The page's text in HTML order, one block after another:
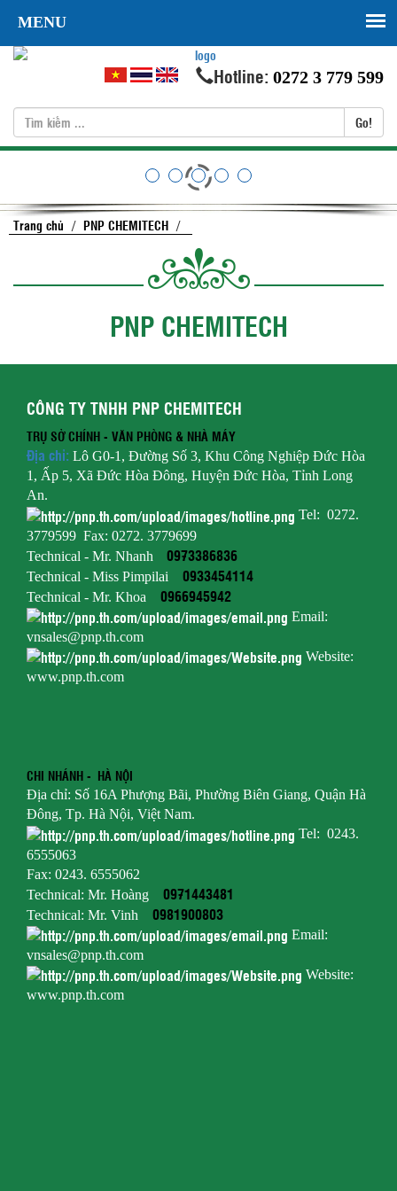
MENU
Hotline: 0272 3 779 599
Go!
Trang chủ / PNP CHEMITECH /
PNP CHEMITECH
CÔNG TY TNHH PNP CHEMITECH
TRỤ SỞ CHÍNH - VĂN PHÒNG & NHÀ MÁY
Địa chỉ: Lô G0-1, Đường Số 3, Khu Công Nghiệp Đức Hòa
1, Ấp 5, Xã Đức Hòa Đông, Huyện Đức Hòa, Tỉnh Long
An.
Tel: 0272.
3779599 Fax: 0272. 3779699
Technical - Mr. Nhanh
0973386836
Technical - Miss Pimpilai 0933454114
Technical - Mr. Khoa 0966945942
Email:
vnsales@pnp.th.com
Website:
www.pnp.th.com
CHI NHÁNH - HÀ NỘI
Địa chỉ: Số 16A Phượng Bãi, Phường Biên Giang, Quận Hà
Đông, Tp. Hà Nội, Việt Nam.
Tel: 0243.
6555063
Fax: 0243. 6555062
Technical: Mr. Hoàng
0971443481
Technical: Mr. Vinh 0981900803
Email:
vnsales@pnp.th.com
Website:
www.pnp.th.com